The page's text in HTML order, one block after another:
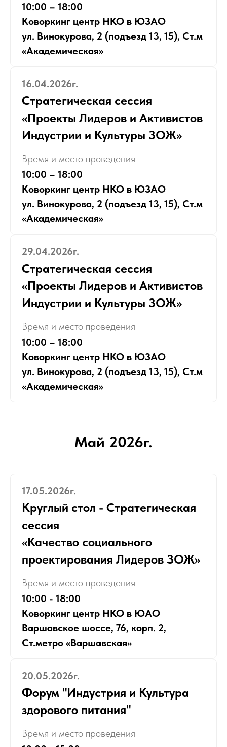
10:00 – 18:00
Коворкинг центр НКО в ЮЗАО
ул. Винокурова, 2 (подъезд 13, 15), Ст.м
«Академическая»
16.04.2026г.
Стратегическая сессия
«Проекты Лидеров и Активистов
Индустрии и Культуры ЗОЖ»
Время и место проведения
10:00 – 18:00
Коворкинг центр НКО в ЮЗАО
ул. Винокурова, 2 (подъезд 13, 15), Ст.м
«Академическая»
29.04.2026г.
Стратегическая сессия
«Проекты Лидеров и Активистов
Индустрии и Культуры ЗОЖ»
Время и место проведения
10:00 – 18:00
Коворкинг центр НКО в ЮЗАО
ул. Винокурова, 2 (подъезд 13, 15), Ст.м
«Академическая»
Май 2026г.
17.05.2026г.
Круглый стол - Стратегическая
сессия
«Качество социального
проектирования Лидеров ЗОЖ»
Время и место проведения
10:00 - 18:00
Коворкинг центр НКО в ЮАО
Варшавское шоссе, 76, корп. 2,
Ст.метро «Варшавская»
20.05.2026г.
Форум "Индустрия и Культура
здорового питания"
Время и место проведения